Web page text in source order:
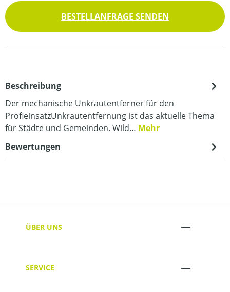
BESTELLANFRAGE SENDEN
Beschreibung
Der mechanische Unkrautentferner für den
ProfieinsatzUnkrautentfernung ist das aktuelle Thema
für Städte und Gemeinden. Wild… Mehr
Bewertungen
ÜBER UNS
SERVICE